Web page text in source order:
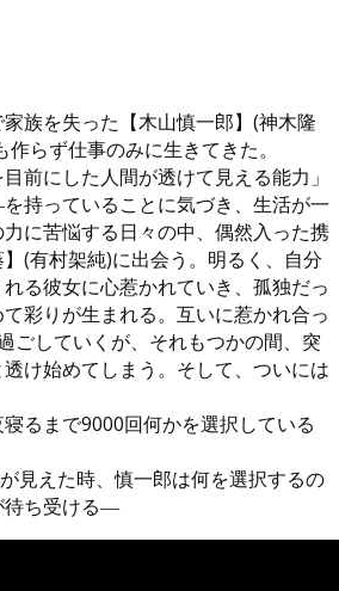
族を失った【木山慎一郎】(神木隆
らず仕事のみに生きてきた。
前にした人間が透けて見える能力」
持っていることに気づき、生活が一
に苦悩する日々の中、偶然入った携
(有村架純)に出会う。明るく、自分
る彼女に心惹かれていき、孤独だっ
彩りが生まれる。互いに惹かれ合っ
ごしていくが、それもつかの間、突
け始めてしまう。そして、ついには
寝るまで9000回何かを選択している
見えた時、慎一郎は何を選択するの
待ち受ける―